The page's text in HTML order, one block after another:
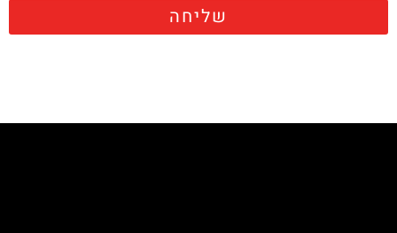
שליחה